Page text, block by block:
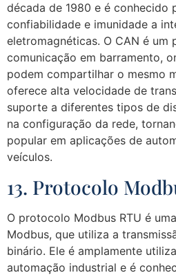
década de 1980 e é conhecido
confiabilidade e imunidade a
eletromagnéticas. O CAN é um
comunicação em barramento,
podem compartilhar o mesmo
oferece alta velocidade de
suporte a diferentes tipos de
na configuração da rede,
popular em aplicações de
veículos.
13. Protocolo
O protocolo Modbus RTU é
Modbus, que utiliza a
binário. Ele é amplamente
automação industrial e é